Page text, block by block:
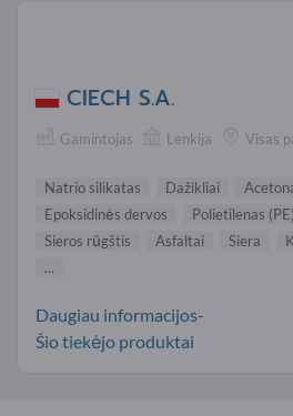
CIECH S.A.
Gamintojas Lenkija Visas
Natrio silikatas Dažikliai
Epoksidinės dervos
Polietilenas (PE)
Sieros rūgštis
Asfaltai Siera
...
Daugiau informacijos-
Šio tiekėjo produktai